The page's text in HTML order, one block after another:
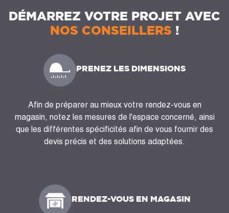
DÉMARREZ VOTRE PROJET AVEC
NOS CONSEILLERS !
PRENEZ LES DIMENSIONS
Afin de préparer au mieux votre rendez-vous en
magasin, notez les mesures de l'espace concerné, ainsi
que les différentes spécificités afin de vous fournir des
devis précis et des solutions adaptées.
RENDEZ-VOUS EN MAGASIN